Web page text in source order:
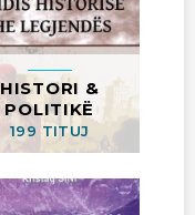
HISTORI &
POLITIKË
199 TITUJ